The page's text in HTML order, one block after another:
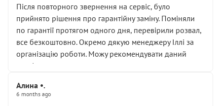
Після повторного звернення на сервіс, було
прийнято рішення про гарантійну заміну. Поміняли
по гарантії протягом одного дня, перевірили розвал,
все безкоштовно. Окремо дякую менеджеру Іллі за
організацію роботи. Можу рекомендувати даний
сервіс.
Алина •.
6 months ago